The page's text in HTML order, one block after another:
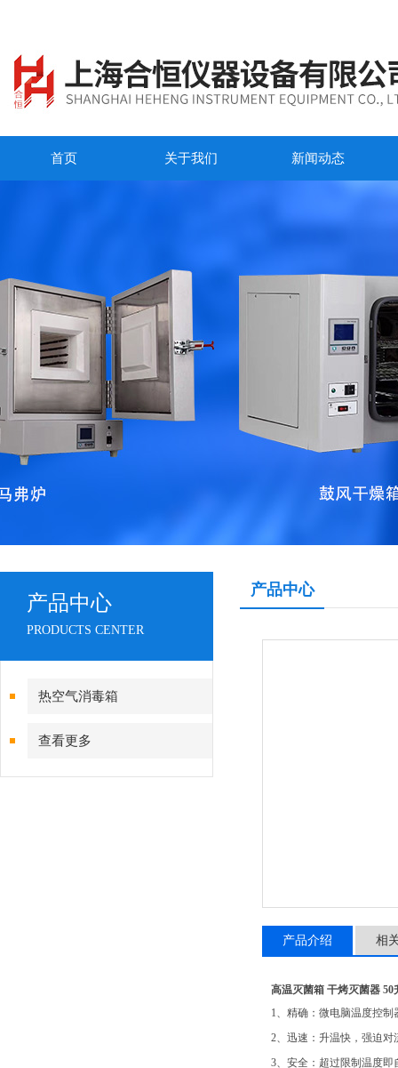
首页 关于我们 新闻动态
产品中心
PRODUCTS CENTER
热空气消毒箱
查看更多
产品中心
产品介绍 相
高温灭菌箱 干烤灭菌器 50
1、精确： 微电脑温度控制
2、迅速： 升温快，强迫对
3、安全： 超过限制温度即